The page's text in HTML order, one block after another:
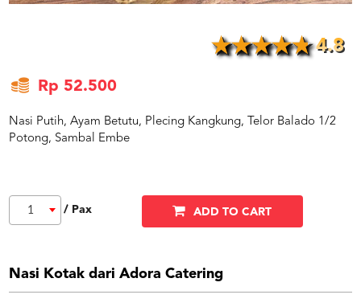
4.8
Rp 52.500
Nasi Putih, Ayam Betutu, Plecing Kangkung, Telor Balado 1/2
Potong, Sambal Embe
1 / Pax ADD TO CART
Nasi Kotak dari Adora Catering